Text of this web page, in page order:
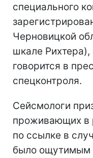
специального
Черновицкой
шкале Рихтера),
говорится в
спецконтроля.
Сейсмологи
проживающих в
по ссылке в
было ощутимым